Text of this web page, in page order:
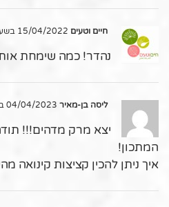
חיים וטעים
נהדר! כמה שימחת
ליסה בן-מאיר
יצא מרק מדהים!!!
המתכון!
איך ניתן להכין קציצות קינואה